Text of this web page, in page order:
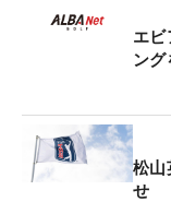
示されているこ
がスタート順に
すい。ウッド系
たかわいらしい
のマークがあり
エ
ング
松
せ